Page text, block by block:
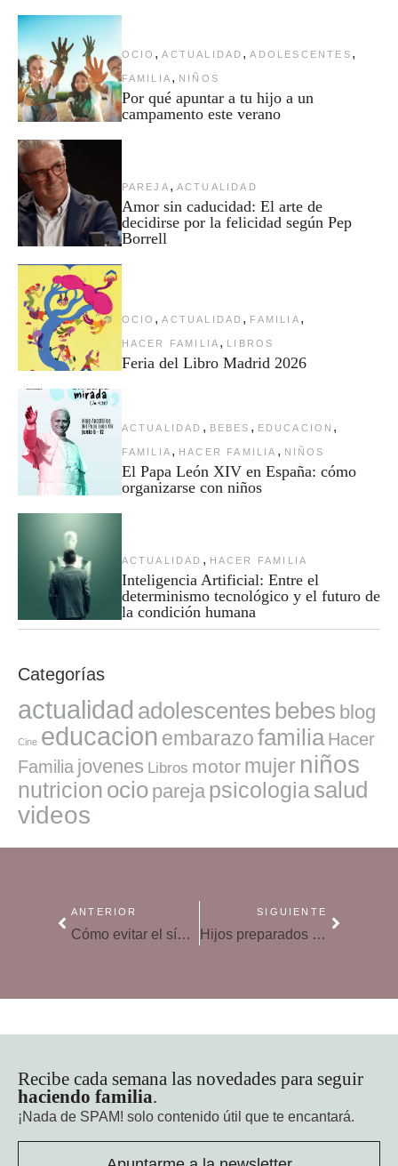
OCIO , ACTUALIDAD , ADOLESCENTES ,
FAMILIA , NIÑOS
Por qué apuntar a tu hijo a un
campamento este verano
PAREJA , ACTUALIDAD
Amor sin caducidad: El arte de
decidirse por la felicidad según Pep
Borrell
OCIO , ACTUALIDAD , FAMILIA ,
HACER FAMILIA , LIBROS
Feria del Libro Madrid 2026
ACTUALIDAD , BEBES , EDUCACION ,
FAMILIA , HACER FAMILIA , NIÑOS
El Papa León XIV en España: cómo
organizarse con niños
ACTUALIDAD , HACER FAMILIA
Inteligencia Artificial: Entre el
determinismo tecnológico y el futuro de
la condición humana
Categorías
actualidad adolescentes bebes blog
Cine educacion embarazofamilia Hacer
Familia jovenes Libros motor mujer niños
nutricion ocio pareja psicologiasalud
videos
ANTERIOR
Cómo evitar el síndrome postvacacional infantil con la vuelta al cole
SIGUIENTE
Hijos preparados para ser buenos ciudadanos
Recibe cada semana las novedades para seguir
haciendo familia.
¡Nada de SPAM! solo contenido útil que te encantará.